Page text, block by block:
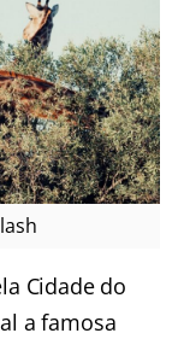
Cidade do
a famosa